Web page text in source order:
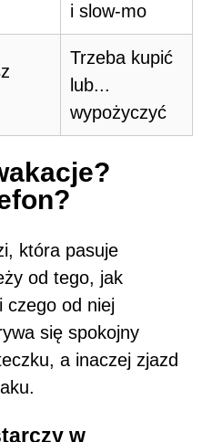
i slow-mo
Trzeba kupić
lub...
wypożyczyć
która pasuje
od tego, jak
czego od niej
się spokojny
a inaczej zjazd
w